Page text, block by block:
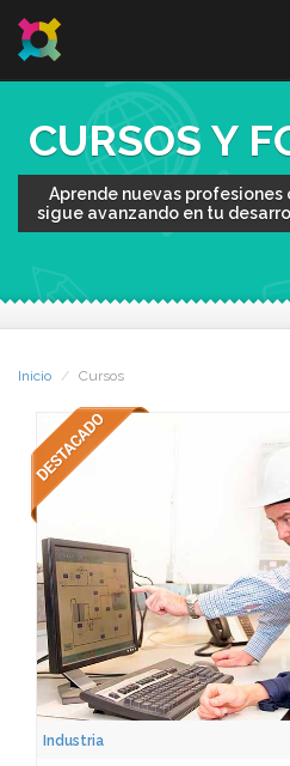
CURSOS Y
Aprende nuevas
sigue avanzando en tu
Inicio Cursos
Industria